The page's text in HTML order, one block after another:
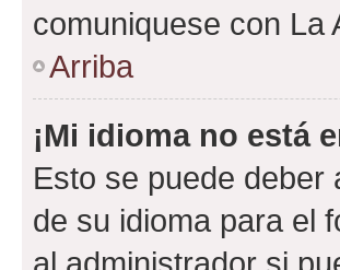
comuniquese con La
Arriba
¡Mi idioma no está
Esto se puede deber
de su idioma para el